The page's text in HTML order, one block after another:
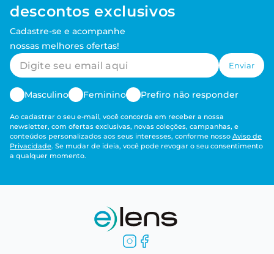
descontos exclusivos
Cadastre-se e acompanhe
nossas melhores ofertas!
Enviar
Masculino Feminino Prefiro não responder
Ao cadastrar o seu e-mail, você concorda em receber a nossa
newsletter, com ofertas exclusivas, novas coleções, campanhas, e
conteúdos personalizados aos seus interesses, conforme nosso Aviso de
Privacidade. Se mudar de ideia, você pode revogar o seu consentimento
a qualquer momento.